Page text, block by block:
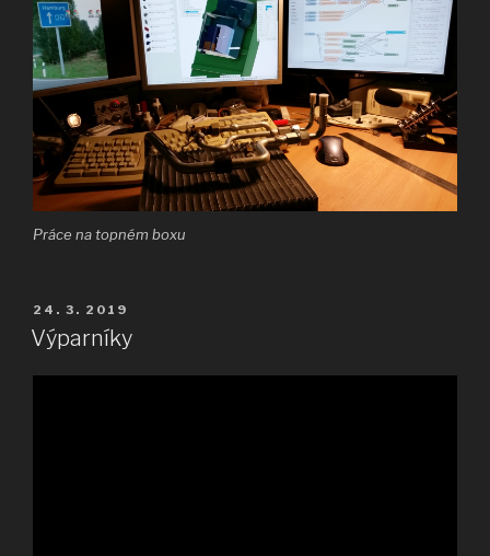
Práce na topném boxu
PUBLIKOVÁNO
24. 3. 2019
Výparníky